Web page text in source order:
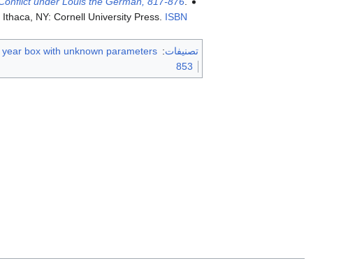
Ithaca, NY: Cornell University Press. ISBN
تصنيفات:
box with unknown parameters
853